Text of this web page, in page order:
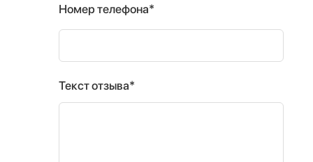
Номер телефона*
Текст отзыва*